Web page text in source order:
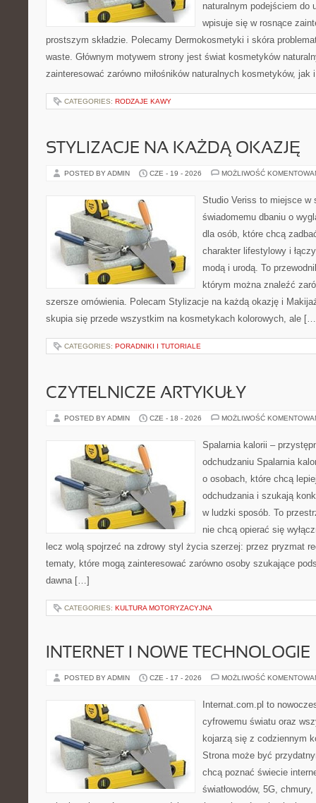
naturalnym podejściem do
wpisuje się w rosnące
prostszym składzie. Polecamy Dermokosmetyki i skóra
waste. Głównym motywem strony jest świat kosmetyków
zainteresować zarówno miłośników naturalnych kosmetyków,
CATEGORIES: RODZAJE KAWY
STYLIZACJE NA KAŻDĄ OKAZJĘ
POSTED BY ADMIN CZE - 19 - 2026 MOŻLIWOŚĆ
Studio Veriss to miejsce w
świadomemu dbaniu o
dla osób, które chcą
charakter lifestylowy i
modą i urodą. To
którym można znaleźć
szersze omówienia. Polecam Stylizacje na każdą okazję i
skupia się przede wszystkim na kosmetykach kolorowych, ale
CATEGORIES: PORADNIKI I TUTORIALE
CZYTELNICZE ARTYKUŁY
POSTED BY ADMIN CZE - 18 - 2026 MOŻLIWOŚĆ
Spalarnia kalorii –
odchudzaniu Spalarnia
o osobach, które chcą
odchudzania i szukają
w ludzki sposób. To
nie chcą opierać się
lecz wolą spojrzeć na zdrowy styl życia szerzej: przez pryzmat
tematy, które mogą zainteresować zarówno osoby szukające
dawna […]
CATEGORIES: KULTURA MOTORYZACYJNA
INTERNET I NOWE TECHNOLOGIE
POSTED BY ADMIN CZE - 17 - 2026 MOŻLIWOŚĆ
Internat.com.pl to
cyfrowemu światu oraz
kojarzą się z codziennym
Strona może być
chcą poznać świecie
światłowodów, 5G,